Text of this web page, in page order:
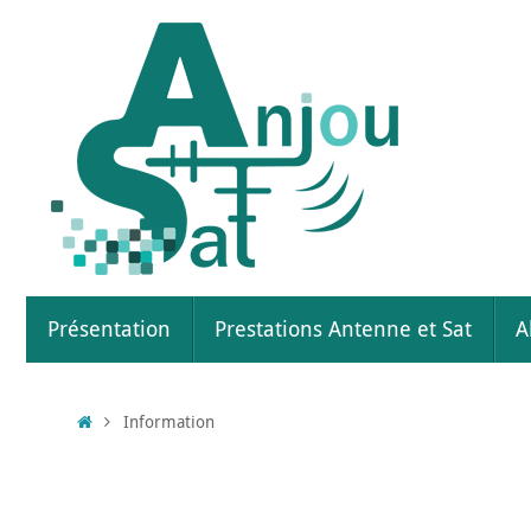
Présentation Prestations Antenne et Sat
Information